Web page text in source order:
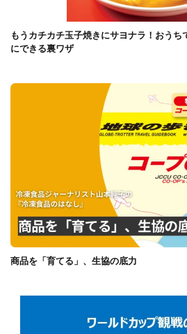
もうカチカチ玉子焼きにサヨナラ！おう
にできる裏ワザ
商品を「育てる」、生協の底力